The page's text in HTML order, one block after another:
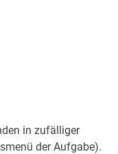
in zufälliger
der Aufgabe).